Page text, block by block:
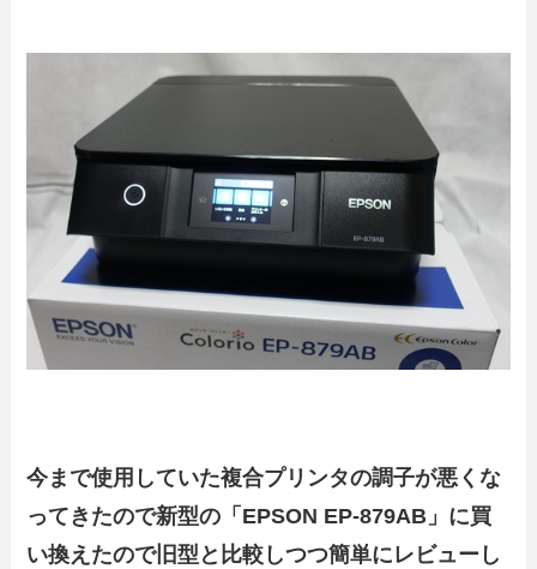
今まで使用していた複合プリンタの調子が悪くな
ってきたので新型の「EPSON EP-879AB」に買
い換えたので旧型と比較しつつ簡単にレビューし